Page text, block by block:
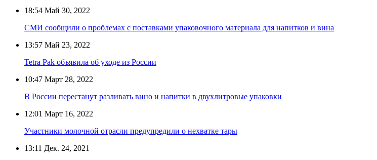
18:54 Май 30, 2022
СМИ сообщили о проблемах с поставками упаковочного материала для напитков и вина
13:57 Май 23, 2022
Tetra Pak объявила об уходе из России
10:47 Март 28, 2022
В России перестанут разливать вино и напитки в двухлитровые упаковки
12:01 Март 16, 2022
Участники молочной отрасли предупредили о нехватке тары
13:11 Дек. 24, 2021